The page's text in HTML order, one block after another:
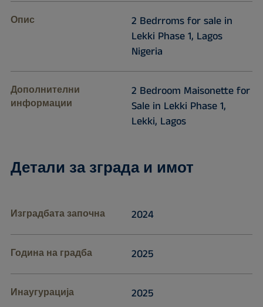
Опис
2 Bedrroms for sale in
Lekki Phase 1, Lagos
Nigeria
Дополнителни
информации
2 Bedroom Maisonette for
Sale in Lekki Phase 1,
Lekki, Lagos
Детали за зграда и имот
Изградбата започна 2024
Година на градба 2025
Инаугурација 2025